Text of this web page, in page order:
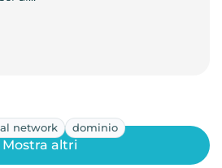
network dominio
Mostra altri